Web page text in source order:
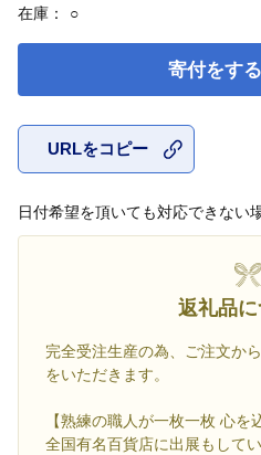
在庫： ○
寄付をする
URLをコピー
日付希望を頂いても対応できない
返礼品
完全受注生産の為、ご注文か
をいただきます。
【熟練の職人が一枚一枚 心を
全国有名百貨店に出展もして